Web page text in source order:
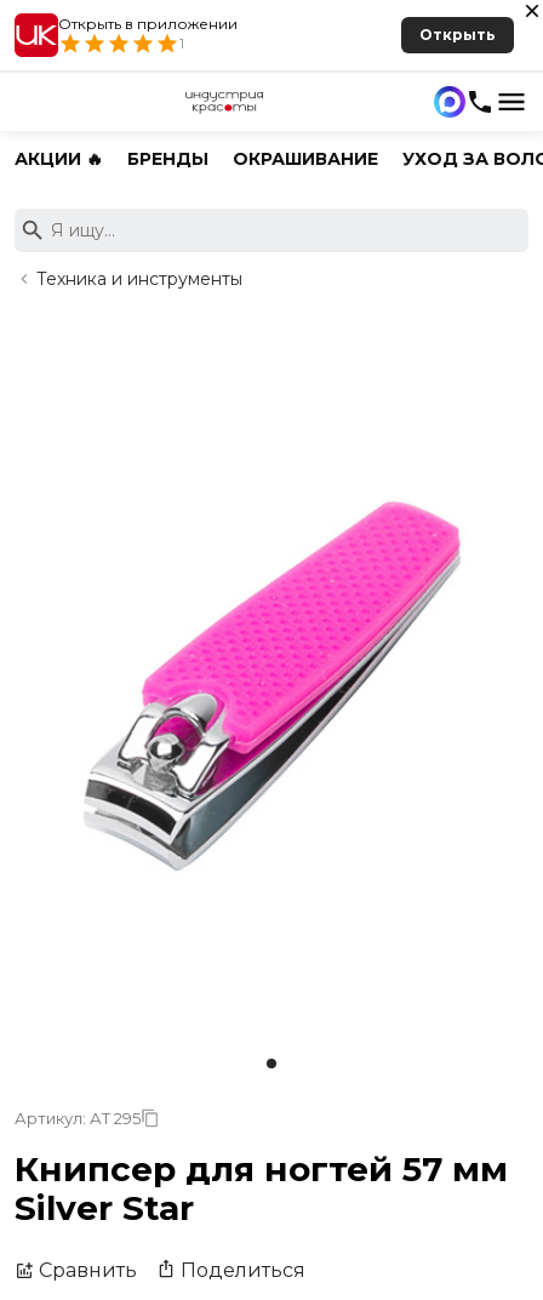
Открыть в приложении
1
Открыть
АКЦИИ 🔥 БРЕНДЫ ОКРАШИВАНИЕ УХОД ЗА
Техника и инструменты
Артикул: АТ 295
Книпсер для ногтей 57 мм
Silver Star
Сравнить Поделиться